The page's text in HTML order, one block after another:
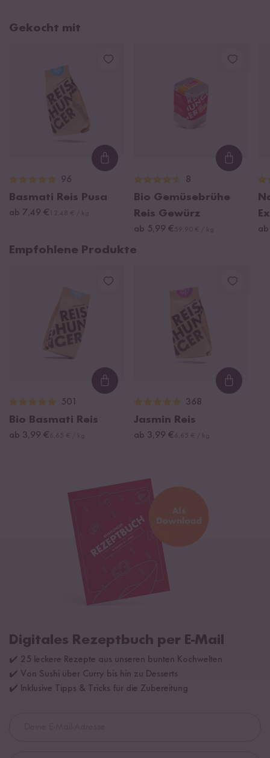
Gekocht mit
Loading...
96
Basmati Reis Pusa
ab 7,49 €
8
Bio Gemüsebrühe
Reis Gewürz
ab 5,99 €
Empfohlene Produkte
Loading...
501
Bio Basmati Reis
ab 3,99 €
368
Jasmin Reis
ab 3,99 €
Digitales Rezeptbuch per E-Mail
✔️ 25 leckere Rezepte aus unseren bunten Kochwelten
✔️ Von Sushi über Curry bis hin zu Desserts
✔️ Inklusive Tipps & Tricks für die Zubereitung